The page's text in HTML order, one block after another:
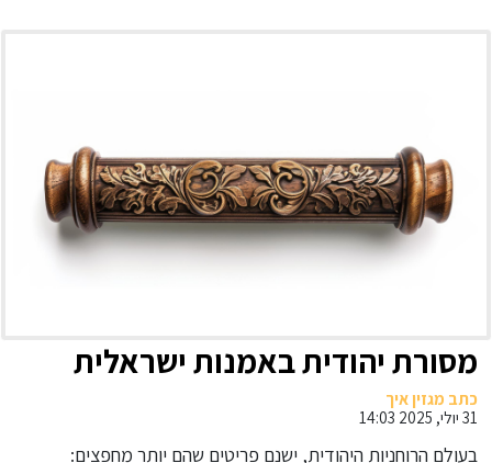
מסורת יהודית באמנות ישראלית
כתב מגזין איך
31 יולי, 2025 14:03
בעולם הרוחניות היהודית, ישנם פריטים שהם יותר מחפצים: